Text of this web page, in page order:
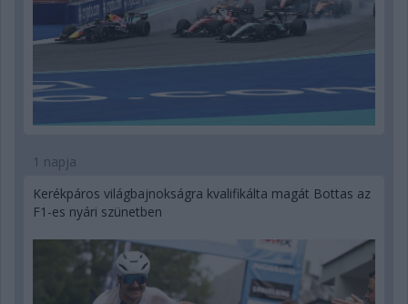
1 napja
Kerékpáros világbajnokságra kvalifikálta magát Bottas az
F1-es nyári szünetben